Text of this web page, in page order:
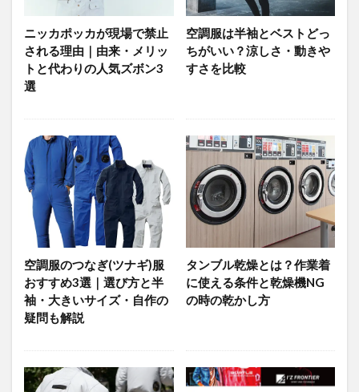
ニッカポッカが現場で禁止
される理由｜由来・メリッ
トと代わりの人気ズボン3
選
空調服は半袖とベストどっ
ちがいい？涼しさ・動きや
すさを比較
空調服のつなぎ(ツナギ)服
おすすめ3選｜選び方と半
袖・大きいサイズ・自作の
疑問も解説
タンブル乾燥とは？作業着
に使える条件と乾燥機NG
の時の乾かし方